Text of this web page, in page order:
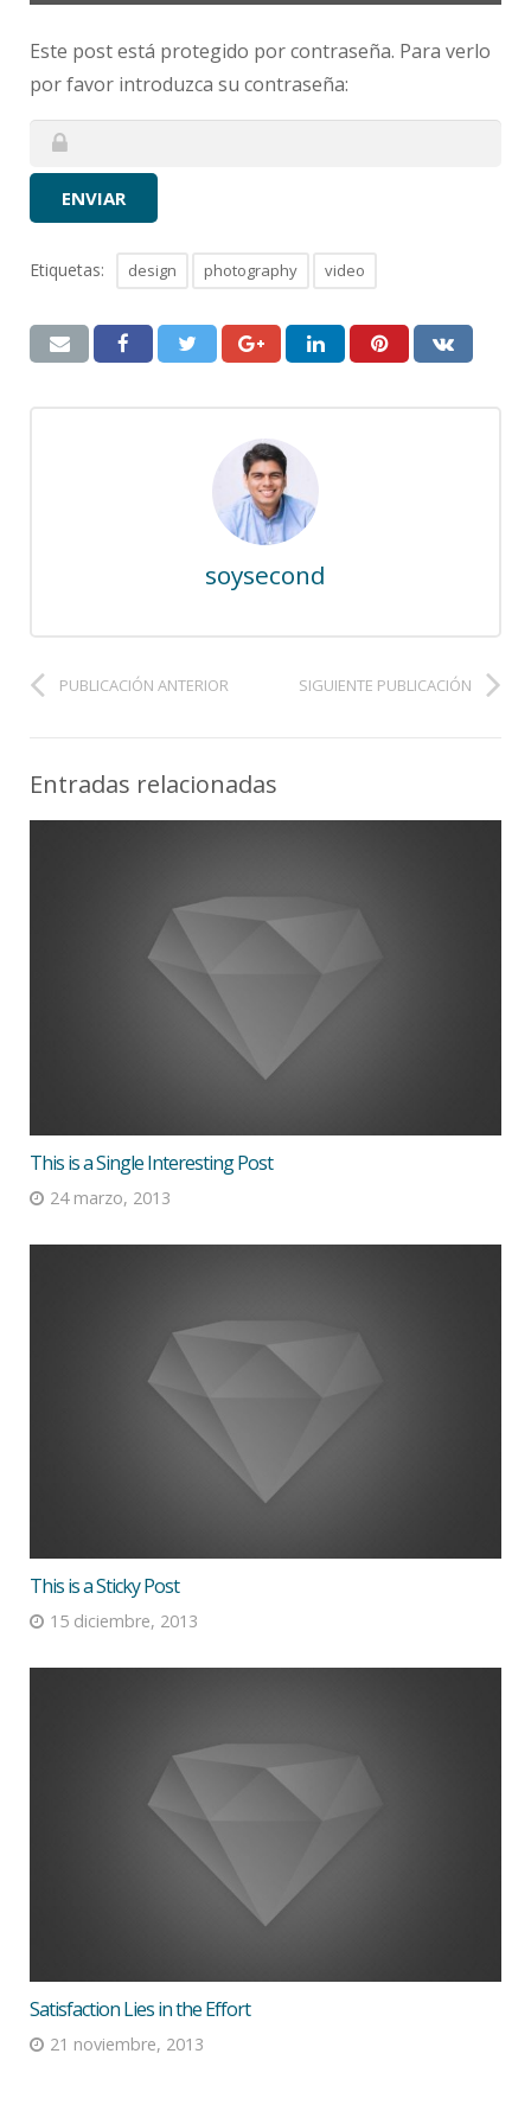
Este post está protegido por contraseña. Para verlo
por favor introduzca su contraseña:
ENVIAR
Etiquetas: design photography video
soysecond
PUBLICACIÓN ANTERIOR SIGUIENTE PUBLICACIÓN
Entradas relacionadas
This is a Single Interesting Post
24 marzo, 2013
This is a Sticky Post
15 diciembre, 2013
Satisfaction Lies in the Effort
21 noviembre, 2013